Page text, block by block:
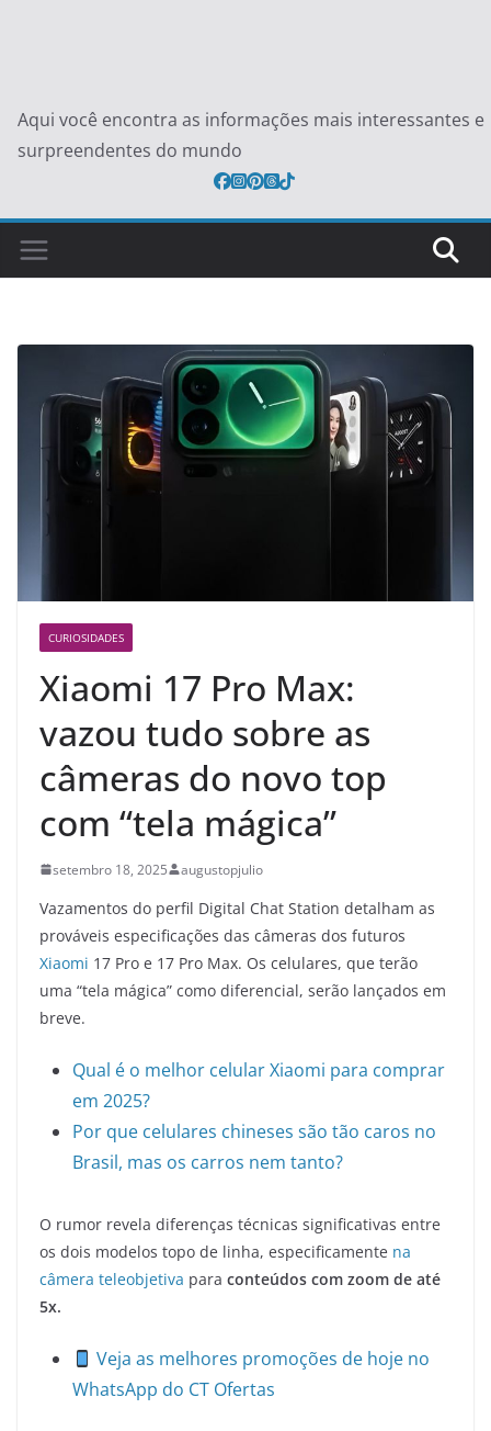
Aqui você encontra as informações mais interessantes e
surpreendentes do mundo
CURIOSIDADES
Xiaomi 17 Pro Max:
vazou tudo sobre as
câmeras do novo top
com “tela mágica”
setembro 18, 2025 augustopjulio
Vazamentos do perfil Digital Chat Station detalham as
prováveis especificações das câmeras dos futuros
Xiaomi 17 Pro e 17 Pro Max. Os celulares, que terão
uma “tela mágica” como diferencial, serão lançados em
breve.
Qual é o melhor celular Xiaomi para comprar
em 2025?
Por que celulares chineses são tão caros no
Brasil, mas os carros nem tanto?
O rumor revela diferenças técnicas significativas entre
os dois modelos topo de linha, especificamente na
câmera teleobjetiva para conteúdos com zoom de até
5x.
Veja as melhores promoções de hoje no
WhatsApp do CT Ofertas